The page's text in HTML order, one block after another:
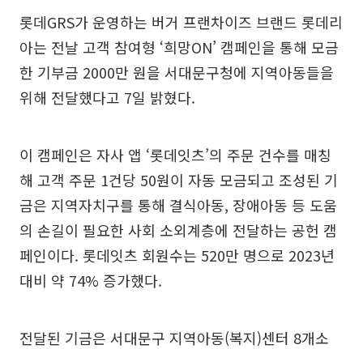
롯데GRS가 운영하는 버거 프랜차이즈 브랜드 롯데리
아는 전날 고객 참여형 ‘희망ON’ 캠페인을 통해 모금
한 기부금 2000만 원을 서대문구청에 지역아동들을
위해 전달했다고 7일 밝혔다.
이 캠페인은 자사 앱 ‘롯데잇츠’의 주문 건수를 매칭
해 고객 주문 1건당 50원이 자동 모금되고 조성된 기
금은 지역자치구를 통해 결식아동, 장애아동 등 도움
의 손길이 필요한 사회 소외계층에 전달하는 공헌 캠
페인이다. 롯데잇츠 회원수는 520만 명으로 2023년
대비 약 74% 증가했다.
전달된 기금은 서대문구 지역아동(복지)센터 8개소